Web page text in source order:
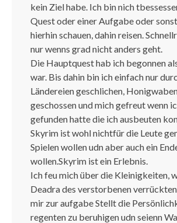
kein Ziel habe. Ich bin nich
Quest oder einer Aufgabe oder
hierhin schauen, dahin reisen.
nur wenns grad nicht anders geht.
Die Hauptquest hab ich begonnen
war. Bis dahin bin ich einfach nur
Ländereien geschlichen,
geschossen und mich gefreut wenn
gefunden hatte die ich ausbeuten
Skyrim ist wohl nichtfür die Leute
Spielen wollen udn aber auch ein
wollen.Skyrim ist ein Erlebnis.
Ich feu mich über die Kleinigkeiten,
Deadra des verstorbenen
mir zur aufgabe Stellt die
regenten zu beruhigen udn seienn